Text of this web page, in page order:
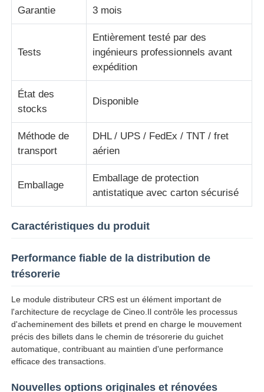
Pièces de distributeurs Hyosung
Pièces de distributeurs automatiques Fujitsu
Pièces de distributeurs automatiques Hitachi
Pièces de guichet automatique Glory NMD
Pièces de distributeurs automatiques OKI
Parties Genmega ATM
Accepteur de factures
Tri des billets de banque
compteur de facture
Garantie 3 mois
Tests
Entièrement testé par des
ingénieurs professionnels avant
expédition
État des
stocks
Disponible
Méthode de
transport
DHL / UPS / FedEx / TNT / fret
aérien
Emballage
Emballage de protection
antistatique avec carton sécurisé
Caractéristiques du produit
Performance fiable de la distribution de
trésorerie
Le module distributeur CRS est un élément important de
l'architecture de recyclage de Cineo.Il contrôle les processus
d'acheminement des billets et prend en charge le mouvement
précis des billets dans le chemin de trésorerie du guichet
automatique, contribuant au maintien d'une performance
efficace des transactions.
Nouvelles options originales et rénovées